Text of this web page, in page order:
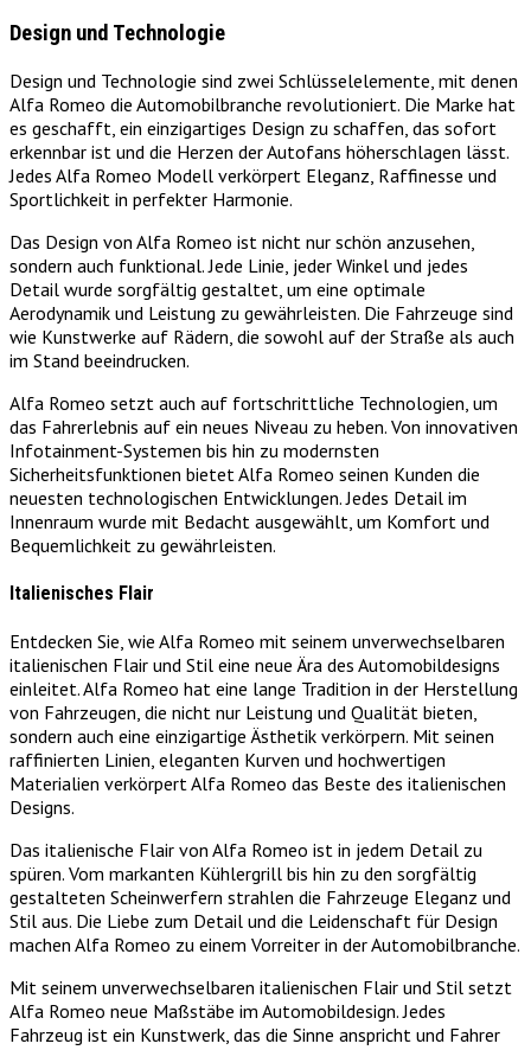
Design und Technologie
Design und Technologie sind zwei Schlüsselelemente, mit denen
Alfa Romeo die Automobilbranche revolutioniert. Die Marke hat
es geschafft, ein einzigartiges Design zu schaffen, das sofort
erkennbar ist und die Herzen der Autofans höherschlagen lässt.
Jedes Alfa Romeo Modell verkörpert Eleganz, Raffinesse und
Sportlichkeit in perfekter Harmonie.
Das Design von Alfa Romeo ist nicht nur schön anzusehen,
sondern auch funktional. Jede Linie, jeder Winkel und jedes
Detail wurde sorgfältig gestaltet, um eine optimale
Aerodynamik und Leistung zu gewährleisten. Die Fahrzeuge sind
wie Kunstwerke auf Rädern, die sowohl auf der Straße als auch
im Stand beeindrucken.
Alfa Romeo setzt auch auf fortschrittliche Technologien, um
das Fahrerlebnis auf ein neues Niveau zu heben. Von innovativen
Infotainment-Systemen bis hin zu modernsten
Sicherheitsfunktionen bietet Alfa Romeo seinen Kunden die
neuesten technologischen Entwicklungen. Jedes Detail im
Innenraum wurde mit Bedacht ausgewählt, um Komfort und
Bequemlichkeit zu gewährleisten.
Italienisches Flair
Entdecken Sie, wie Alfa Romeo mit seinem unverwechselbaren
italienischen Flair und Stil eine neue Ära des Automobildesigns
einleitet. Alfa Romeo hat eine lange Tradition in der Herstellung
von Fahrzeugen, die nicht nur Leistung und Qualität bieten,
sondern auch eine einzigartige Ästhetik verkörpern. Mit seinen
raffinierten Linien, eleganten Kurven und hochwertigen
Materialien verkörpert Alfa Romeo das Beste des italienischen
Designs.
Das italienische Flair von Alfa Romeo ist in jedem Detail zu
spüren. Vom markanten Kühlergrill bis hin zu den sorgfältig
gestalteten Scheinwerfern strahlen die Fahrzeuge Eleganz und
Stil aus. Die Liebe zum Detail und die Leidenschaft für Design
machen Alfa Romeo zu einem Vorreiter in der Automobilbranche.
Mit seinem unverwechselbaren italienischen Flair und Stil setzt
Alfa Romeo neue Maßstäbe im Automobildesign. Jedes
Fahrzeug ist ein Kunstwerk, das die Sinne anspricht und Fahrer